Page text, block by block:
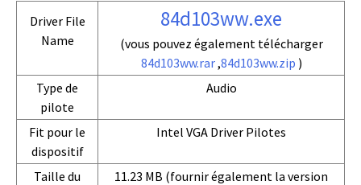
Driver File
Name
84d103ww.exe
(vous pouvez également télécharger
84d103ww.rar,84d103ww.zip )
Type de
pilote
Audio
Fit pour le
dispositif
Intel VGA Driver Pilotes
Taille du
11.23 MB (fournir également la version